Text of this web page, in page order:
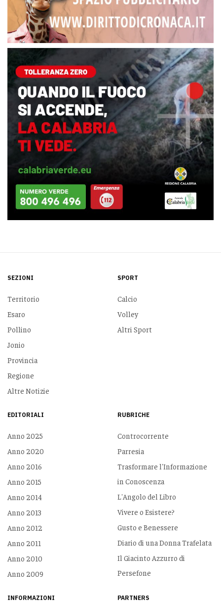
SEZIONI
Territorio
Esaro
Pollino
Jonio
Provincia
Regione
Altre Notizie
SPORT
Calcio
Volley
Altri Sport
EDITORIALI
Anno 2025
Anno 2020
Anno 2016
Anno 2015
Anno 2014
Anno 2013
Anno 2012
Anno 2011
Anno 2010
Anno 2009
RUBRICHE
Controcorrente
Parresia
Trasformare l'Informazione
in Conoscenza
L'Angolo del Libro
Vivere o Esistere?
Gusto e Benessere
Diario di una Donna Trafelata
Il Giacinto Azzurro di
Persefone
INFORMAZIONI PARTNERS